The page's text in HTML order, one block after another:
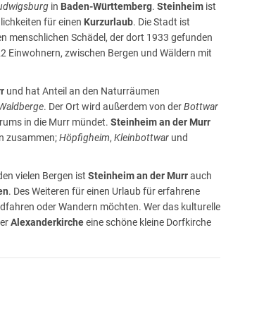
in Baden-Württemberg. Steinheim ist
für einen Kurzurlaub. Die Stadt ist
menschlichen Schädel, der dort 1933 gefunden
Einwohnern, zwischen Bergen und Wäldern mit
und hat Anteil an den Naturräumen
. Der Ort wird außerdem von derBottwar
in die Murr mündet. Steinheim an der Murr
zusammen;Höpfigheim, Kleinbottwar und
vielen Bergen ist Steinheim an der Murrauch
. Des Weiteren für einen Urlaub für erfahrene
oder Wandern möchten. Wer das kulturelle
Alexanderkircheeine schöne kleine Dorfkirche
Erstmals erwähnt wurde